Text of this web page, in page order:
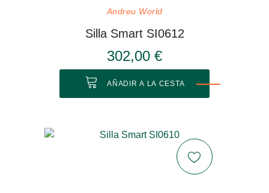
Andreu World
Silla Smart SI0612
302,00 €
AÑADIR A LA CESTA